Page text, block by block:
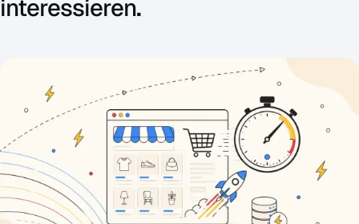
interessieren.